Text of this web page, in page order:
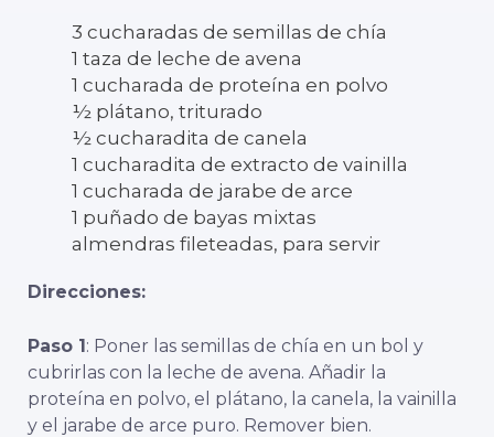
3 cucharadas de semillas de chía
1 taza de leche de avena
1 cucharada de proteína en polvo
½ plátano, triturado
½ cucharadita de canela
1 cucharadita de extracto de vainilla
1 cucharada de jarabe de arce
1 puñado de bayas mixtas
almendras fileteadas, para servir
Direcciones:
Paso 1 : Poner las semillas de chía en un bol y
cubrirlas con la leche de avena. Añadir la
proteína en polvo, el plátano, la canela, la vainilla
y el jarabe de arce puro. Remover bien.